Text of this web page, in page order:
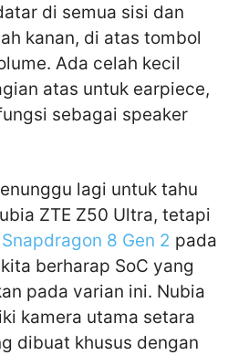
di semua sisi dan
kanan, di atas tombol
Ada celah kecil
atas untuk earpiece,
sebagai speaker
lagi untuk tahu
ZTE Z50 Ultra, tetapi
Snapdragon 8 Gen 2 pada
berharap SoC yang
pada varian ini. Nubia
kamera utama setara
dibuat khusus dengan